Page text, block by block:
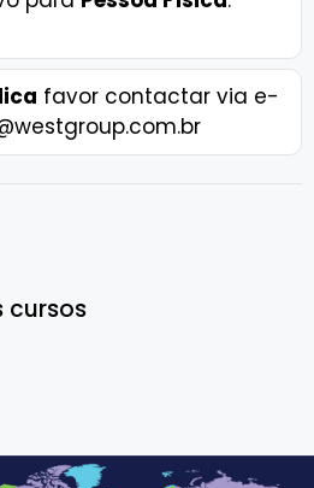
favor contactar via e-
cursos